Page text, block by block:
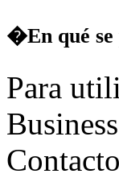
�En qué se
Para